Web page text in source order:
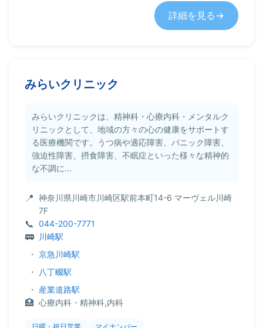
詳細を見る
みらいクリニック
みらいクリニックは、精神科・心療内科・メンタルク
リニックとして、地域の方々の心の健康をサポートす
る医療機関です。うつ病や適応障害、パニック障害、
強迫性障害、摂食障害、不眠症といった様々な精神的
な不調に...
神奈川県川崎市川崎区駅前本町14-6 マーヴェル川崎
7F
044-200-7771
川崎駅
・ 京急川崎駅
・
八丁畷駅
・ 産業道路駅
心療内科・精神科,内科